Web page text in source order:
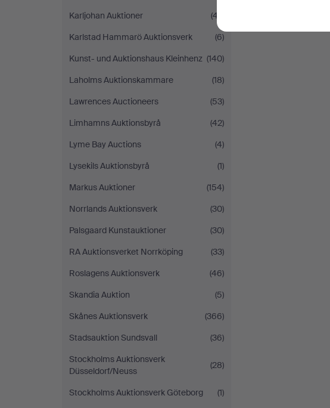
Karljohan Auktioner
(47)
Karlstad Hammarö Auktionsverk
(6)
Kunst- und Auktionshaus Kleinhenz (140)
Laholms Auktionskammare
(18)
Lawrences Auctioneers
(53)
Limhamns Auktionsbyrå
(42)
Lyme Bay Auctions
(4)
Lysekils Auktionsbyrå
(1)
Markus Auktioner
(154)
Norrlands Auktionsverk
(30)
Palsgaard Kunstauktioner
(30)
RA Auktionsverket Norrköping
(33)
Roslagens Auktionsverk
(46)
Skandia Auktion
(5)
Skånes Auktionsverk
(366)
Stadsauktion Sundsvall
(36)
Stockholms Auktionsverk
Düsseldorf/Neuss
(28)
Stockholms Auktionsverk Göteborg
(1)